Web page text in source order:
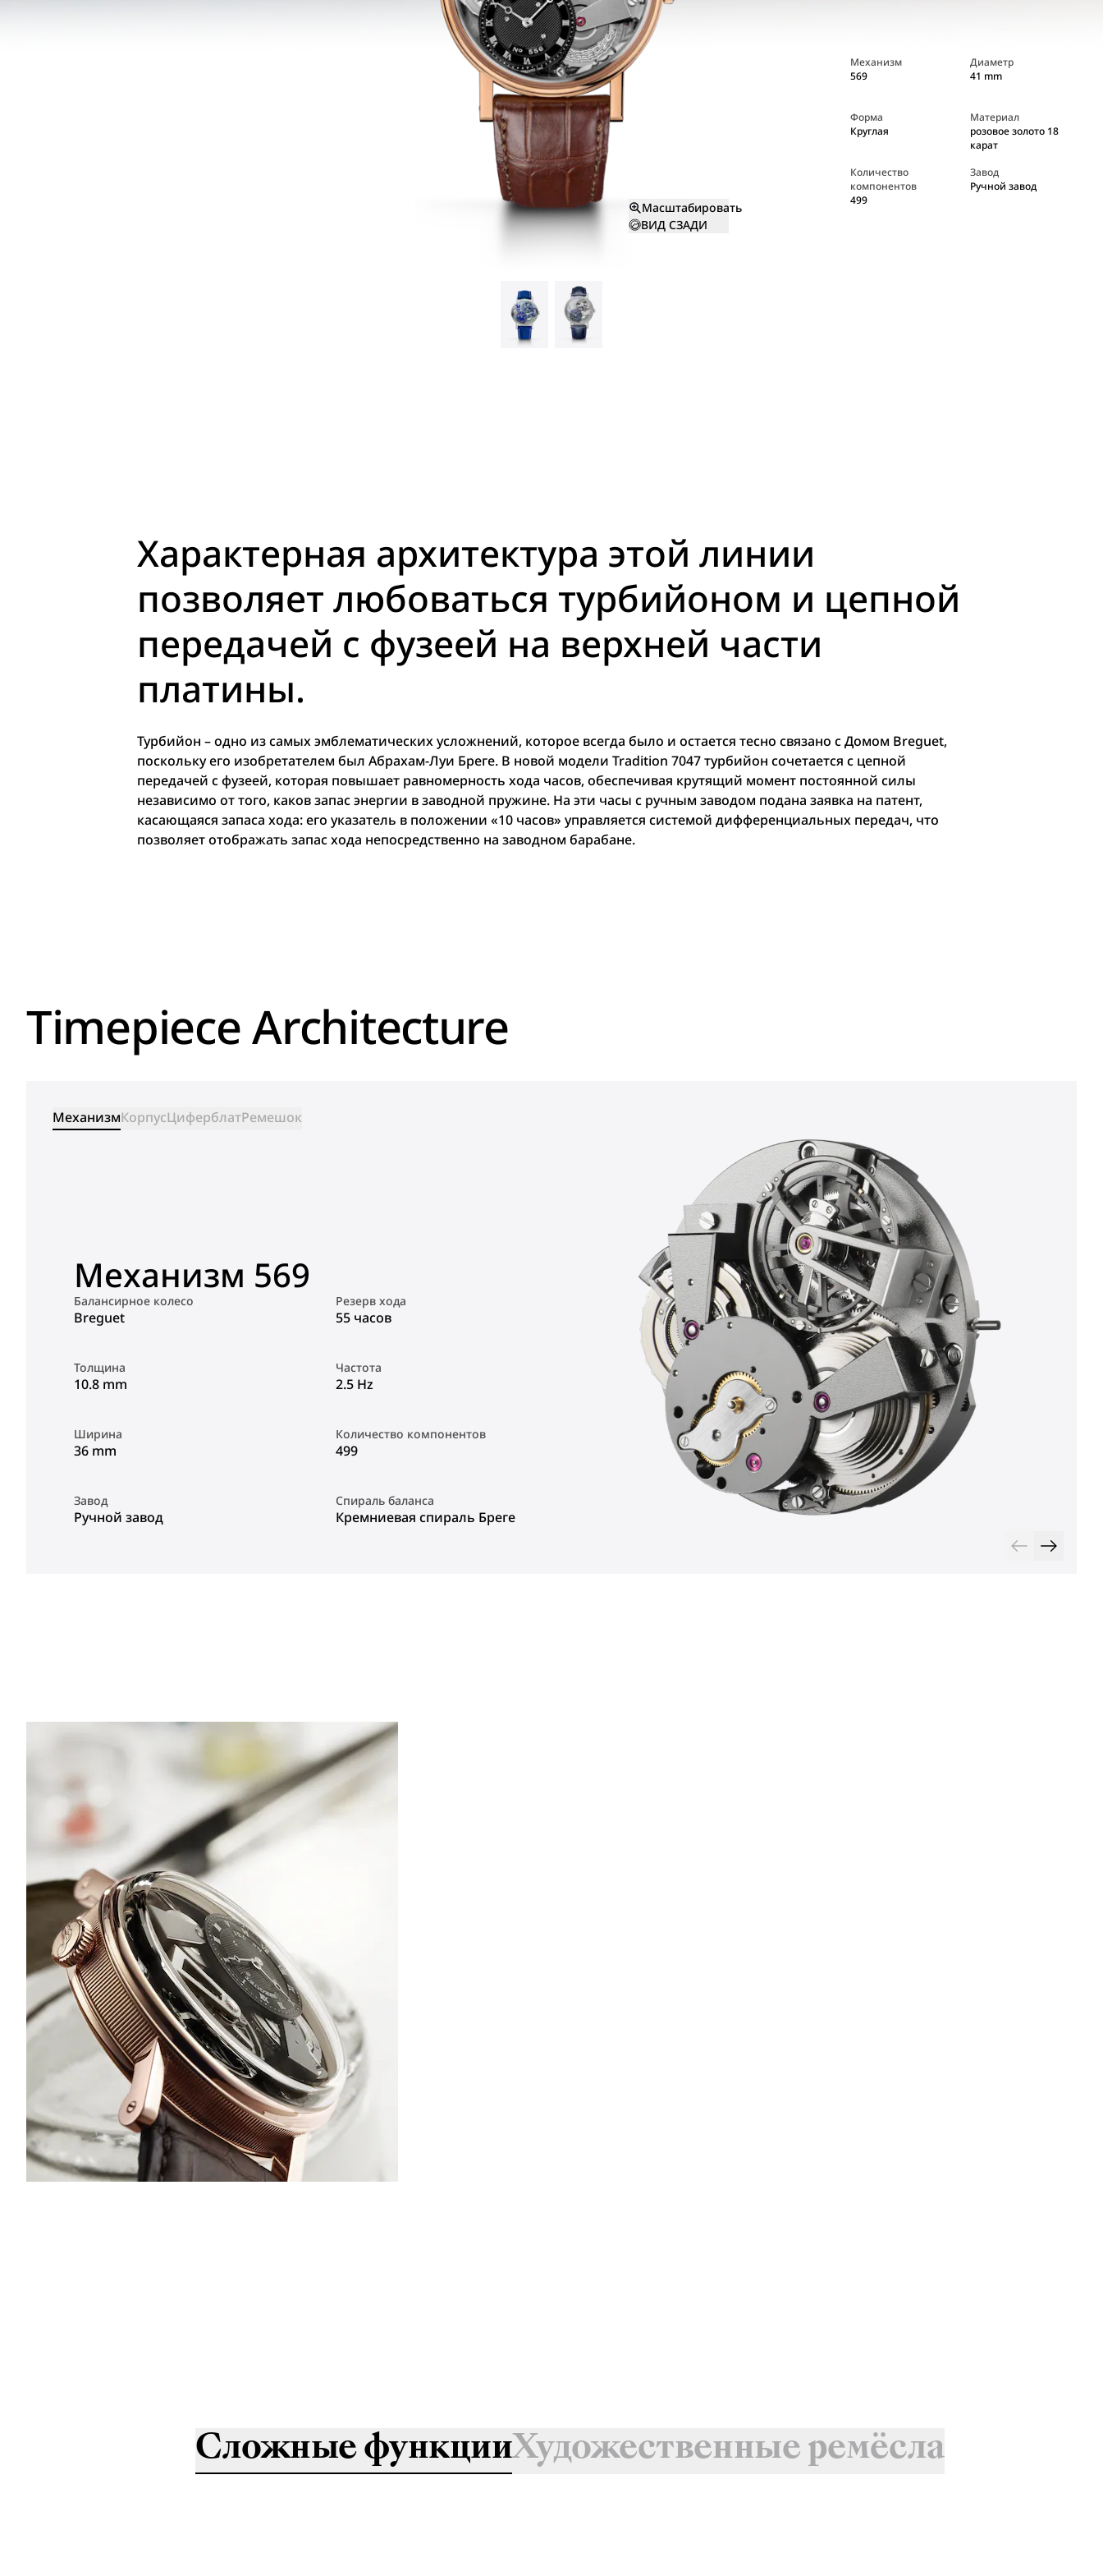
Масштабировать
ВИД СЗАДИ
Механизм
569
Диаметр
41 mm
Форма
Круглая
Материал
розовое золото 18
карат
Количество
компонентов
499
Завод
Ручной завод
Характерная архитектура этой линии
позволяет любоваться турбийоном и цепной
передачей с фузеей на верхней части
платины.
Турбийон – одно из самых эмблематических усложнений, которое всегда было и остается тесно связано с Домом Breguet,
поскольку его изобретателем был Абрахам-Луи Бреге. В новой модели Tradition 7047 турбийон сочетается с цепной
передачей с фузеей, которая повышает равномерность хода часов, обеспечивая крутящий момент постоянной силы
независимо от того, каков запас энергии в заводной пружине. На эти часы с ручным заводом подана заявка на патент,
касающаяся запаса хода: его указатель в положении «10 часов» управляется системой дифференциальных передач, что
позволяет отображать запас хода непосредственно на заводном барабане.
Timepiece Architecture
МеханизмКорпусЦиферблатРемешок
Механизм 569
Балансирное колесо
Breguet
Резерв хода
55 часов
Толщина
10.8 mm
Частота
2.5 Hz
Ширина
36 mm
Количество компонентов
499
Завод
Ручной завод
Спираль баланса
Кремниевая спираль Бреге
Сложные функцииХудожественные ремёсла